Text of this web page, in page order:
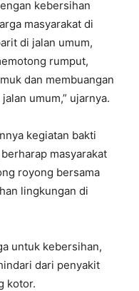
kebersihan
masyarakat di
di jalan umum,
rumput,
dan membuangan
umum,” ujarnya.
kegiatan bakti
masyarakat
royong bersama
lingkungan di
untuk kebersihan,
dari penyakit
kotor.